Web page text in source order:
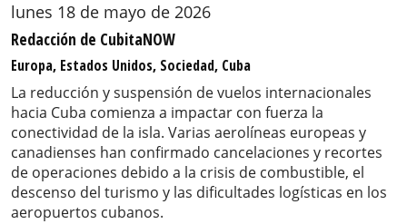
lunes 18 de mayo de 2026
Redacción de CubitaNOW
Europa, Estados Unidos, Sociedad, Cuba
La reducción y suspensión de vuelos internacionales
hacia Cuba comienza a impactar con fuerza la
conectividad de la isla. Varias aerolíneas europeas y
canadienses han confirmado cancelaciones y recortes
de operaciones debido a la crisis de combustible, el
descenso del turismo y las dificultades logísticas en los
aeropuertos cubanos.